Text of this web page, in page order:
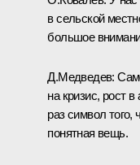
в сельской
большое
Д.Медведев:
на кризис, рост
раз символ того,
понятная вещь.